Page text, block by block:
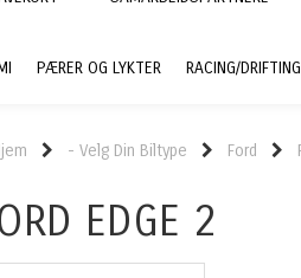
PÆRER OG LYKTER RACING/
- Velg Din Biltype Ford
EDGE 2